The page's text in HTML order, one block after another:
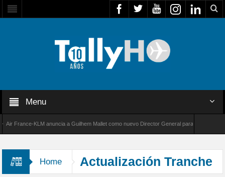
Menu
France-KLM anuncia a Guilhem Mallet como nuevo Director General para América Latina
Home
Actualización Tranche